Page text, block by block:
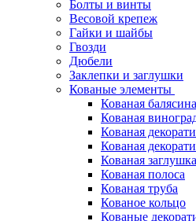
Болты и винты
Весовой крепеж
Гайки и шайбы
Гвозди
Дюбели
Заклепки и заглушки
Кованые элементы
Кованая балясина
Кованая
Кованая
Кованая
Кованая
Кованая полоса
Кованая труба
Кованое кольцо
Кованые